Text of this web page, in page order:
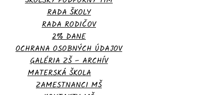
RADA ŠKOLY
RADA RODIČOV
2% DANE
OCHRANA OSOBNÝCH ÚDAJOV
GALÉRIA ZŠ – ARCHÍV
MATERSKÁ ŠKOLA
ZAMESTNANCI MŠ